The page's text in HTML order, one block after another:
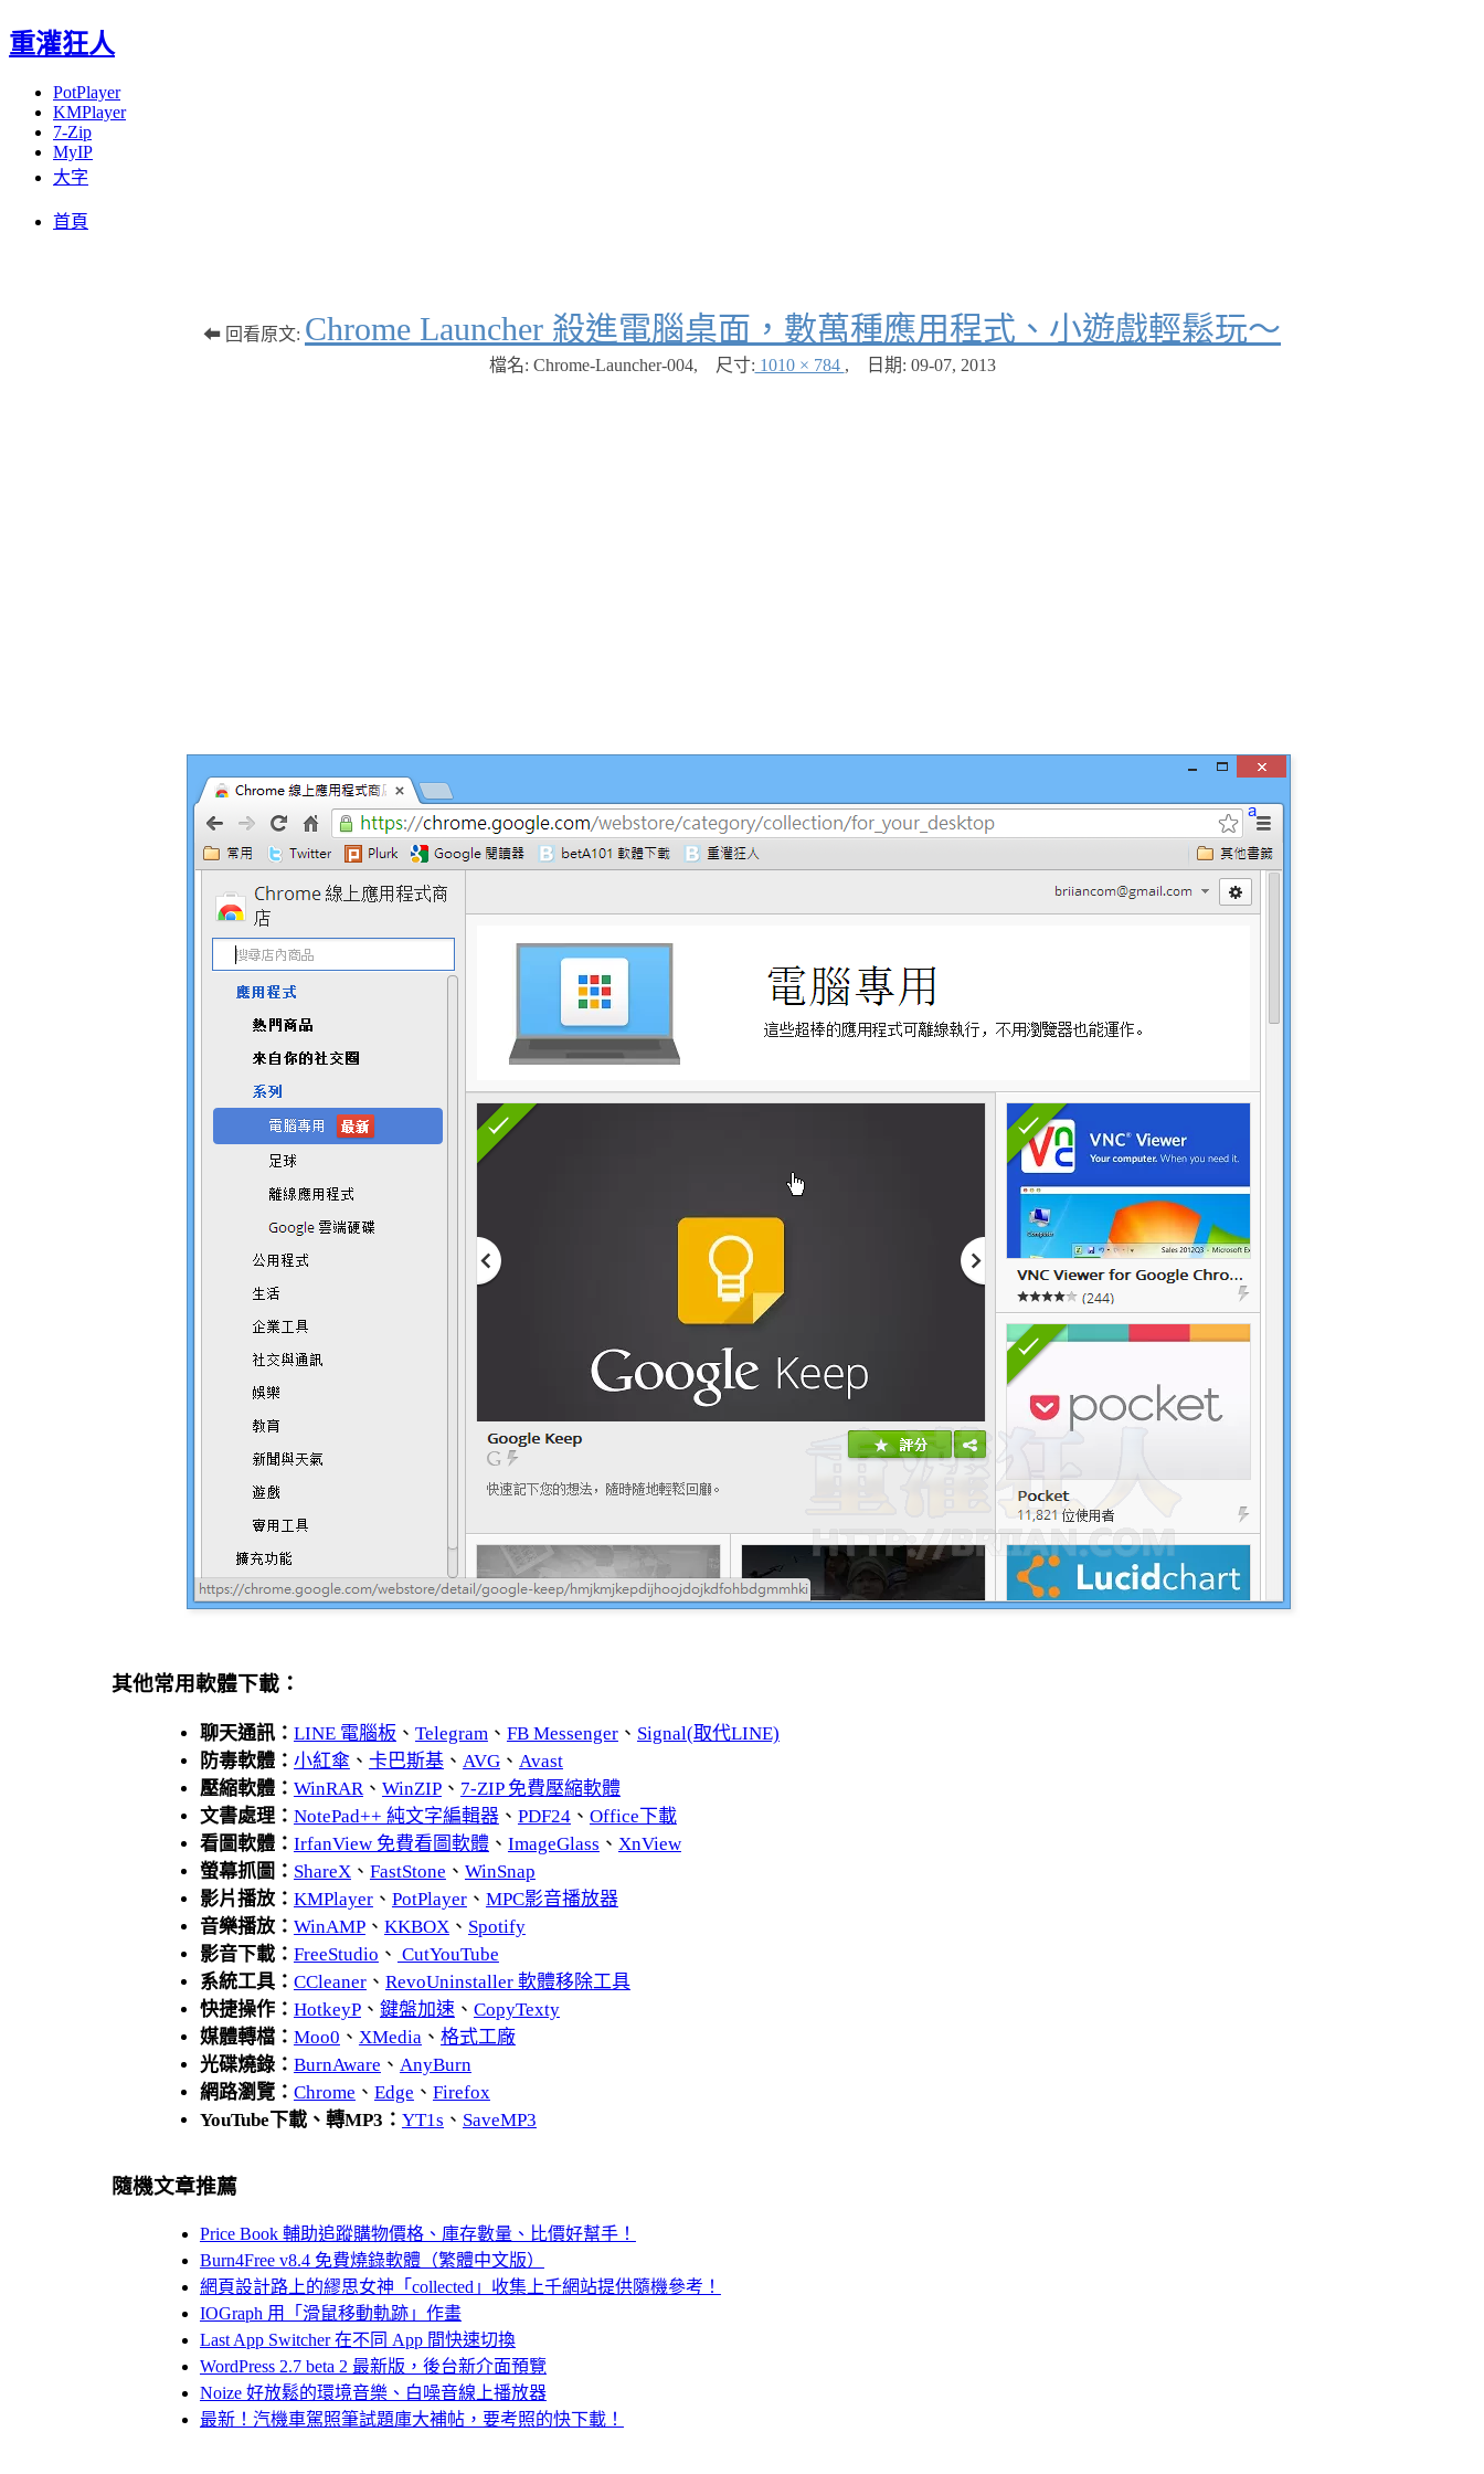
重灌狂人
PotPlayer
KMPlayer
7-Zip
MyIP
大字
首頁
⬅ 回看原文: Chrome Launcher 殺進電腦桌面，數萬種應用程式、小遊戲輕鬆玩～
檔名: Chrome-Launcher-004, 尺寸: 1010 × 784 , 日期: 09-07, 2013
其他常用軟體下載：
聊天通訊： LINE 電腦板 、 Telegram、 FB Messenger、 Signal(取代LINE)
防毒軟體： 小紅傘 、 卡巴斯基、 AVG、 Avast
壓縮軟體： WinRAR、 WinZIP、 7-ZIP 免費壓縮軟體
文書處理： NotePad++ 純文字編輯器、 PDF24、 Office下載
看圖軟體： IrfanView 免費看圖軟體、 ImageGlass 、 XnView
螢幕抓圖： ShareX、 FastStone 、 WinSnap
影片播放： KMPlayer、 PotPlayer、 MPC影音播放器
音樂播放： WinAMP、 KKBOX、 Spotify
影音下載： FreeStudio 、 CutYouTube
系統工具： CCleaner、 RevoUninstaller 軟體移除工具
快捷操作： HotkeyP、 鍵盤加速、 CopyTexty
媒體轉檔： Moo0 、 XMedia、 格式工廠
光碟燒錄： BurnAware 、 AnyBurn
網路瀏覽： Chrome 、 Edge 、 Firefox
YouTube下載、轉MP3： YT1s 、 SaveMP3
隨機文章推薦
Price Book 輔助追蹤購物價格、庫存數量、比價好幫手！
Burn4Free v8.4 免費燒錄軟體（繁體中文版）
網頁設計路上的繆思女神「collected」收集上千網站提供隨機參考！
IOGraph 用「滑鼠移動軌跡」作畫
Last App Switcher 在不同 App 間快速切換
WordPress 2.7 beta 2 最新版，後台新介面預覽
Noize 好放鬆的環境音樂、白噪音線上播放器
最新！汽機車駕照筆試題庫大補帖，要考照的快下載！